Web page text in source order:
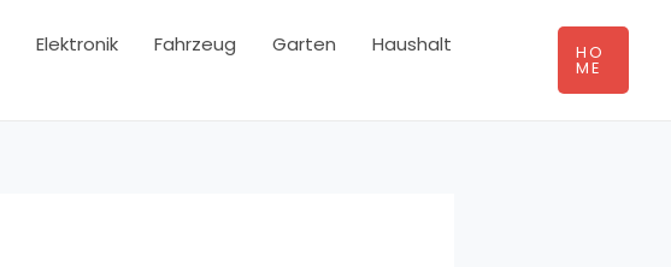
Elektronik Fahrzeug Garten
Haushalt
HO
ME